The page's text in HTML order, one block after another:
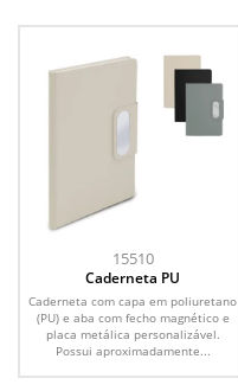
15510
Caderneta PU
Caderneta com capa em poliuretano
(PU) e aba com fecho magnético e
placa metálica personalizável.
Possui aproximadamente...